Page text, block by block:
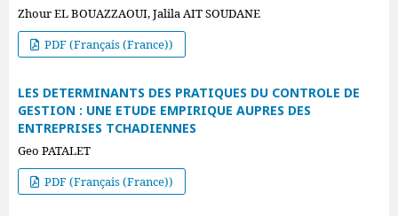
Zhour EL BOUAZZAOUI, Jalila AIT SOUDANE
PDF (Français (France))
LES DETERMINANTS DES PRATIQUES DU CONTROLE DE
GESTION : UNE ETUDE EMPIRIQUE AUPRES DES
ENTREPRISES TCHADIENNES
Geo PATALET
PDF (Français (France))